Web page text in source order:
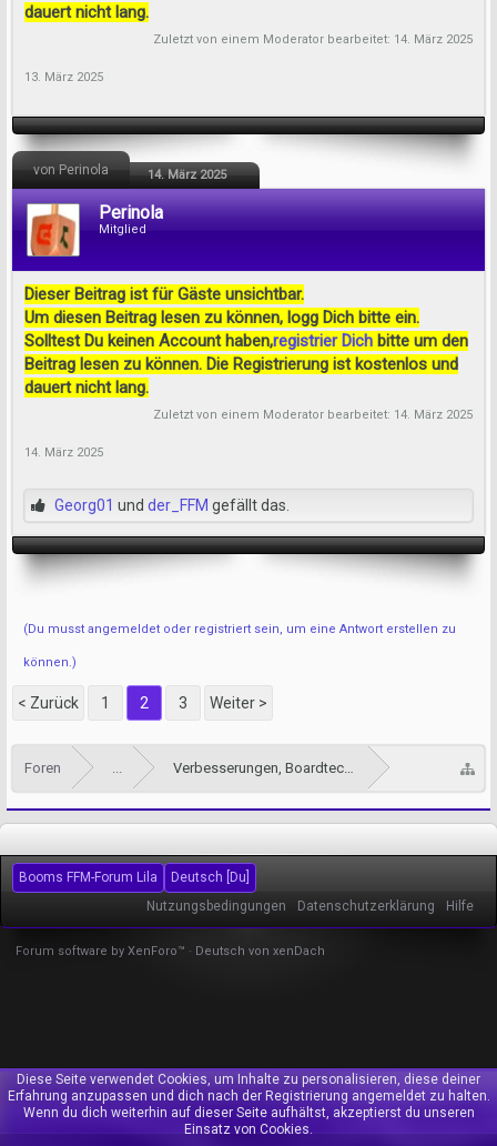
dauert nicht lang.
Zuletzt von einem Moderator bearbeitet: 14. März 2025
13. März 2025
von Perinola 14. März 2025
Perinola
Mitglied
Dieser Beitrag ist für Gäste unsichtbar.
Um diesen Beitrag lesen zu können, logg Dich bitte ein.
Solltest Du keinen Account haben,registrier Dich bitte um den
Beitrag lesen zu können. Die Registrierung ist kostenlos und
dauert nicht lang.
Zuletzt von einem Moderator bearbeitet: 14. März 2025
14. März 2025
Georg01 und der_FFM gefällt das.
(Du musst angemeldet oder registriert sein, um eine Antwort erstellen zu
können.)
< Zurück 1 2 3 Weiter >
Foren ... Verbesserungen, Boardtechnik und Support
Booms FFM-Forum Lila
Deutsch [Du]
Nutzungsbedingungen
Datenschutzerklärung Hilfe
Forum software by XenForo™ - Deutsch von xenDach
Diese Seite verwendet Cookies, um Inhalte zu personalisieren, diese deiner
Erfahrung anzupassen und dich nach der Registrierung angemeldet zu halten.
Wenn du dich weiterhin auf dieser Seite aufhältst, akzeptierst du unseren
Einsatz von Cookies.